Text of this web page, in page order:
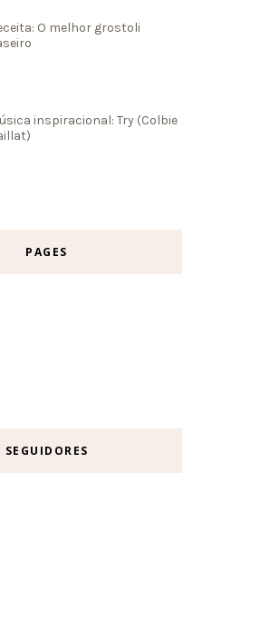
O melhor grostoli
inspiracional: Try (Colbie
PAGES
SEGUIDORES